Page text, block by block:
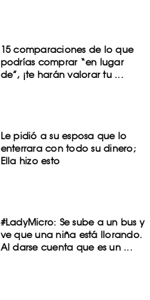
15 comparaciones de lo que
podrías comprar “en lugar
de”, ¡te harán valorar tu ...
Le pidió a su esposa que lo
enterrara con todo su dinero;
Ella hizo esto
#LadyMicro: Se sube a un bus y
ve que una niña está llorando.
Al darse cuenta que es un ...